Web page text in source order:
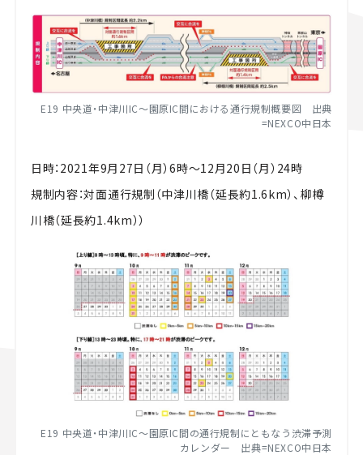
E19 中央道・中津川IC～園原IC間における通行規制概要図 出典
=NEXCO中日本
日時：2021年9月27日（月）6時～12月20日（月）24時
規制内容：対面通行規制（中津川橋（延長約1.6km）、柳樽
川橋（延長約1.4km））
E19 中央道・中津川IC～園原IC間の通行規制にともなう渋滞予測
カレンダー 出典=NEXCO中日本